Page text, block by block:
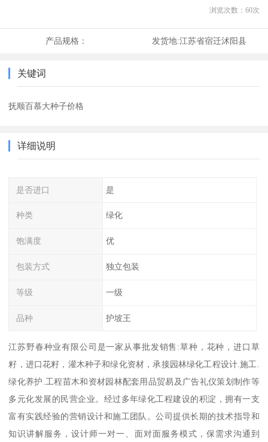
浏览次数： 60次
产品规格： 发货地:江苏省宿迁沭阳县
关键词
抚顺百慕大种子价格
详细说明
是否进口 是
种类 绿化
饱满度 优
包装方式 独立包装
等级 一级
品种 护坡王
江苏野春种业有限公司是一家从事批发销售:草种，花种，进口草
籽，进口花籽，灌木种子和绿化资材，承接园林绿化工程设计.施工.
绿化养护.工程苗木和资材园林配套用品贸易及广告礼仪策划制作等
多元化发展的民营企业。经过多年绿化工程建设的积淀，拥有一支
富有实践经验的营销设计和施工团队。公司提供长期的技术指导和
知识讲解服务，设计师一对一、面对面服务模式，保需求沟通到